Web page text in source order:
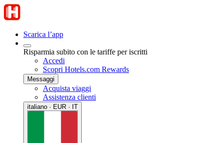
Scarica l’app
Risparmia subito con le tariffe per iscritti
Accedi
Scopri Hotels.com Rewards
Messaggi
Acquista viaggi
Assistenza clienti
italiano · EUR · IT